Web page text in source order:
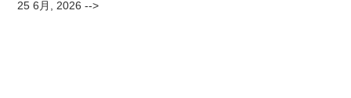
25 6月, 2026 -->